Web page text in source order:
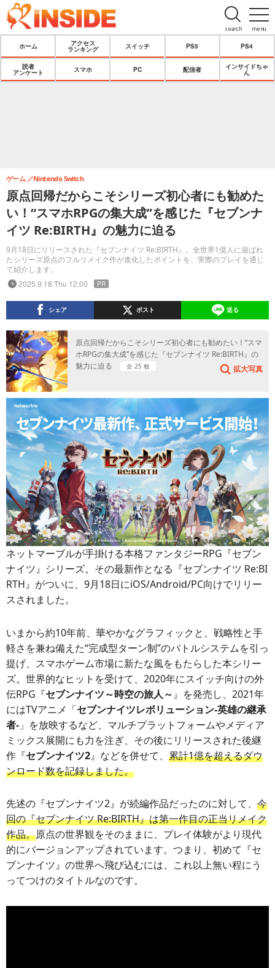
menu
search
ホーム
アクセス
ランキング
スイッチ PS5 PS4
読者
アンケート
スマホ PC 配信者
インサイドちゃ
ん
原点回帰だからこそシリーズ初心者にも勧めた
い！“スマホRPGの集大成”を感じた『セブンナ
イツ Re:BIRTH』の魅力に迫る
9月18日にリリースされた『セブンナイツ Re:BIRTH』。全世界1億人に遊ばれ
たシリーズ原点のフルリメイク作が進化したポイントを、実際のプレイを通じ
て紹介します。
ゲーム Nintendo Switch
2025.9.18 Thu 12:00 PR
シェア ポスト 送る
原点回帰だからこそシリーズ初心者にも勧めたい！“スマ
ホRPGの集大成”を感じた『セブンナイツ Re:BIRTH』の
魅力に迫る
全 25 枚 拡大写真
ネットマーブルが手掛ける本格ファンタジーRPG『セブン
ナイツ』シリーズ。その最新作となる『セブンナイツ Re:BI
RTH』がついに、9月18日にiOS/Android/PC向けでリリー
スされました。
いまから約10年前、華やかなグラフィックと、戦略性と手
軽さを兼ね備えた“完成型ターン制”のバトルシステムを引っ
提げ、スマホゲーム市場に新たな風をもたらした本シリー
ズ。世界的なヒットを受けて、2020年にスイッチ向けの外
伝RPG『セブンナイツ～時空の旅人～』を発売し、2021年
にはTVアニメ「セブンナイツレボリューション-英雄の継承
者- 」を放映するなど、マルチプラットフォームやメディア
ミックス展開にも力を注ぎ、その後にリリースされた後継
作『セブンナイツ2』などを併せて、 累計1億を超えるダウ
ンロード数を記録しました。
先述の『セブンナイツ2』が続編作品だったのに対して、 今
回の『セブンナイツ Re:BIRTH』は第一作目の正当リメイク
作品。原点の世界観をそのままに、プレイ体験がより現代
的にバージョンアップされています。つまり、初めて『セ
ブンナイツ』の世界へ飛び込むには、これ以上無い程にう
ってつけのタイトルなのです。